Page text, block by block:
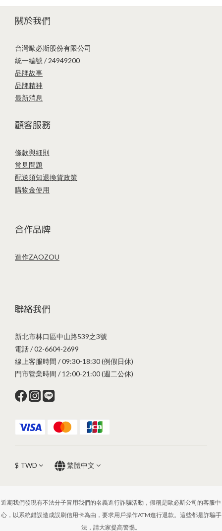
關於我們
台灣歐必斯股份有限公司
統一編號 / 24949200
品牌故事
品牌精神
最新消息
顧客服務
條款與細則
常見問題
配送須知退換貨政策
購物金使用
合作品牌
造作ZAOZOU
聯絡我們
新北市林口區中山路539之3號
電話 / 02-6604-2699
線上客服時間 / 09:30-18:30 (例假日休)
門市營業時間 / 12:00-21:00 (週二公休)
$ TWD 繁體中文
近期我們發現有不法分子冒用我們的名義進行詐騙活動，假稱是歐必斯公司的客服中
心，以系統錯誤造成誤刷信用卡為由，要求用戶操作ATM進行退款。這些都是詐騙手
法，請大家提高警惕。